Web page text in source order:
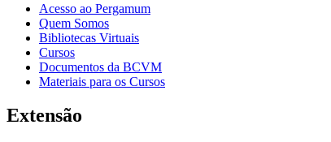
Acesso ao Pergamum
Quem Somos
Bibliotecas Virtuais
Cursos
Documentos da BCVM
Materiais para os Cursos
Extensão